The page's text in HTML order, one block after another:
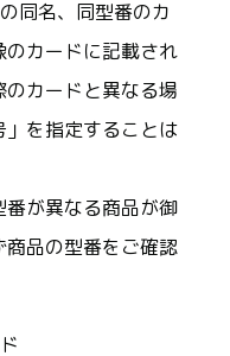
同名、同型番のカ
のカードに記載され
のカードと異なる場
」を指定することは
番が異なる商品が御
商品の型番をご確認